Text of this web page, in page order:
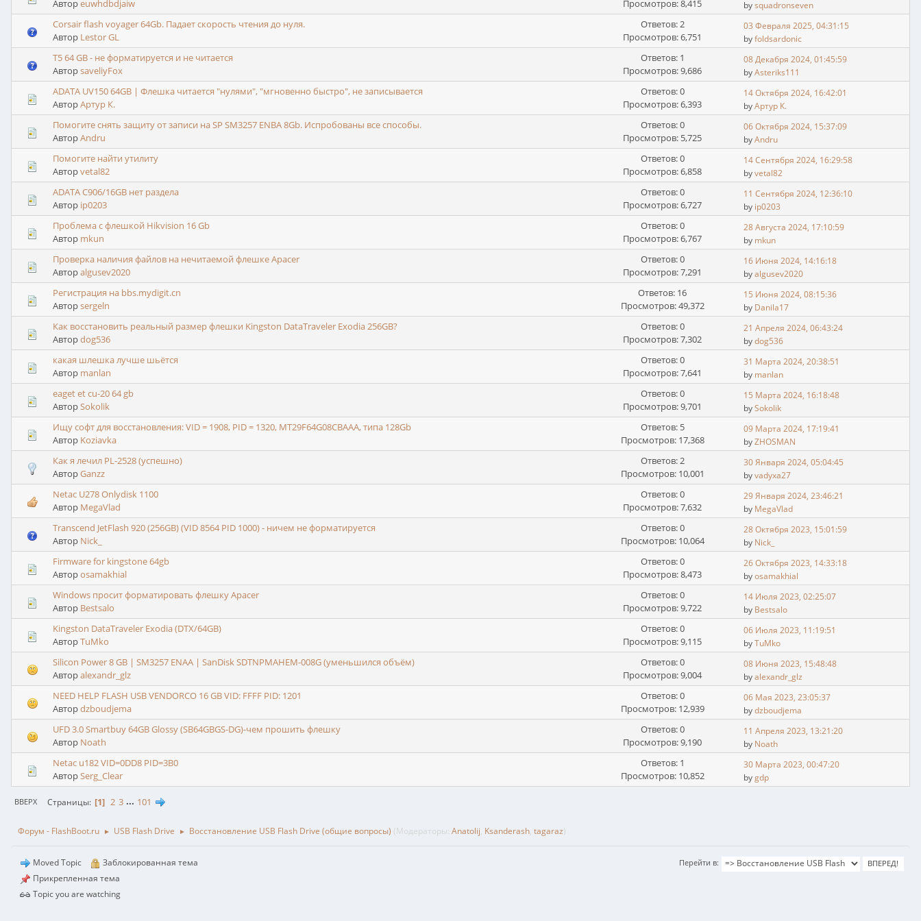
Авторeuwhdbdjaiw
Просмотров: 8,415
bysquadronseven
Corsair flash voyager 64Gb. Падает скорость чтения до нуля.
Автор Lestor GL
Ответов: 2
Просмотров: 6,751
03 Февраля 2025, 04:31:15
byfoldsardonic
T5 64 GB - не форматируется и не читается
АвторsaveliyFox
Ответов: 1
Просмотров: 9,686
08 Декабря 2024, 01:45:59
byAsteriks111
ADATA UV150 64GB | Флешка читается "нулями", "мгновенно быстро", не записывается
АвторАртур К.
Ответов: 0
Просмотров: 6,393
14 Октября 2024, 16:42:01
byАртур К.
Помогите снять защиту от записи на SP SM3257 ENBA 8Gb. Испробованы все способы.
АвторAndru
Ответов: 0
Просмотров: 5,725
06 Октября 2024, 15:37:09
byAndru
Помогите найти утилиту
Авторvetal82
Ответов: 0
Просмотров: 6,858
14 Сентября 2024, 16:29:58
byvetal82
ADATA C906/16GB нет раздела
Автор ip0203
Ответов: 0
Просмотров: 6,727
11 Сентября 2024, 12:36:10
by ip0203
Проблема с флешкой Hikvision 16 Gb
Автор mkun
Ответов: 0
Просмотров: 6,767
28 Августа 2024, 17:10:59
by mkun
Проверка наличия файлов на нечитаемой флешке Apacer
Авторalgusev2020
Ответов: 0
Просмотров: 7,291
16 Июня 2024, 14:16:18
byalgusev2020
Регистрация на bbs.mydigit.cn
Авторsergeln
Ответов: 16
Просмотров: 49,372
15 Июня 2024, 08:15:36
by Danila17
Как восстановить реальный размер флешки Kingston DataTraveler Exodia 256GB?
Авторdog536
Ответов: 0
Просмотров: 7,302
21 Апреля 2024, 06:43:24
bydog536
какая шлешка лучше шьётся
Автор manlan
Ответов: 0
Просмотров: 7,641
31 Марта 2024, 20:38:51
by manlan
eaget et cu-20 64 gb
АвторSokolik
Ответов: 0
Просмотров: 9,701
15 Марта 2024, 16:18:48
bySokolik
Ищу софт для восстановления: VID = 1908, PID = 1320, MT29F64G08CBAAA, типа 128Gb
Автор Koziavka
Ответов: 5
Просмотров: 17,368
09 Марта 2024, 17:19:41
byZHOSMAN
Как я лечил PL-2528 (успешно)
АвторGanzz
Ответов: 2
Просмотров: 10,001
30 Января 2024, 05:04:45
byvadyxa27
Netac U278 Onlydisk 1100
Автор MegaVlad
Ответов: 0
Просмотров: 7,632
29 Января 2024, 23:46:21
by MegaVlad
Transcend JetFlash 920 (256GB) (VID 8564 PID 1000) - ничем не форматируется
Автор Nick_
Ответов: 0
Просмотров: 10,064
28 Октября 2023, 15:01:59
by Nick_
Firmware for kingstone 64gb
Авторosamakhial
Ответов: 0
Просмотров: 8,473
26 Октября 2023, 14:33:18
byosamakhial
Windows просит форматировать флешку Apacer
Автор Bestsalo
Ответов: 0
Просмотров: 9,722
14 Июля 2023, 02:25:07
by Bestsalo
Kingston DataTraveler Exodia (DTX/64GB)
АвторTuMko
Ответов: 0
Просмотров: 9,115
06 Июля 2023, 11:19:51
byTuMko
Silicon Power 8 GB | SM3257 ENAA | SanDisk SDTNPMAHEM-008G (уменьшился объём)
Авторalexandr_glz
Ответов: 0
Просмотров: 9,004
08 Июня 2023, 15:48:48
byalexandr_glz
NEED HELP FLASH USB VENDORCO 16 GB VID: FFFF PID: 1201
Авторdzboudjema
Ответов: 0
Просмотров: 12,939
06 Мая 2023, 23:05:37
bydzboudjema
UFD 3.0 Smartbuy 64GB Glossy (SB64GBGS-DG)-чем прошить флешку
Автор Noath
Ответов: 0
Просмотров: 9,190
11 Апреля 2023, 13:21:20
by Noath
Netac u182 VID=0DD8 PID=3B0
АвторSerg_Clear
Ответов: 1
Просмотров: 10,852
30 Марта 2023, 00:47:20
bygdp
ВВЕРХ Страницы 1 2 3 ... 101
Форум - FlashBoot.ru ► USB Flash Drive ► Восстановление USB Flash Drive (общие вопросы) (Модераторы: Anatolij, Ksanderash, tagaraz)
Перейти в
Moved Topic
Заблокированная тема
Прикрепленная тема
Topic you are watching